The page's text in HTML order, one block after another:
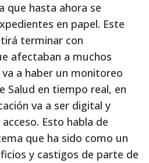
que hasta ahora se
en papel. Este
terminar con
afectaban a muchos
a haber un monitoreo
Salud en tiempo real, en
va a ser digital y
Esto habla de
que ha sido como un
y castigos de parte de